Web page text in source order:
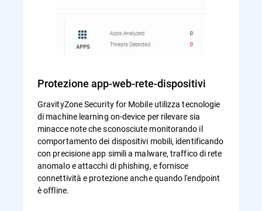
Protezione app-web-rete-dispositivi
GravityZone Security for Mobile utilizza tecnologie
di machine learning on-device per rilevare sia
minacce note che sconosciute monitorando il
comportamento dei dispositivi mobili, identificando
con precisione app simili a malware, traffico di rete
anomalo e attacchi di phishing, e fornisce
connettività e protezione anche quando l'endpoint
è offline.